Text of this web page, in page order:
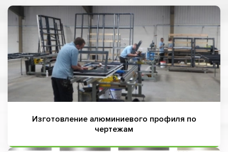
Изготовление алюминиевого профиля по
чертежам